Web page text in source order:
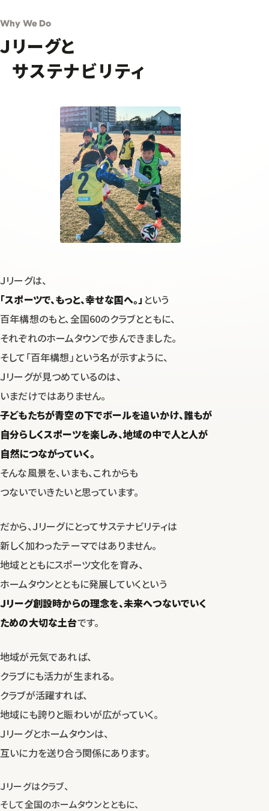
Why We Do
Ｊリーグと
サステナビリティ
Ｊリーグは、
「スポーツで、もっと、幸せな国へ。」 という
百年構想のもと、全国60のクラブとともに、
それぞれのホームタウンで歩んできました。
そして「百年構想」という名が示すように、
Ｊリーグが見つめているのは、
いまだけではありません。
子どもたちが青空の下でボールを追いかけ、誰もが
自分らしくスポーツを楽しみ、地域の中で人と人が
自然につながっていく。
そんな風景を、いまも、これからも
つないでいきたいと思っています。
だから、Ｊリーグにとってサステナビリティは
新しく加わったテーマではありません。
地域とともにスポーツ文化を育み、
ホームタウンとともに発展していくという
Ｊリーグ創設時からの理念を、未来へつないでいく
ための大切な土台です。
地域が元気であれば、
クラブにも活力が生まれる。
クラブが活躍すれば、
地域にも誇りと賑わいが広がっていく。
Ｊリーグとホームタウンは、
互いに力を送り合う関係にあります。
Ｊリーグはクラブ、
そして全国のホームタウンとともに、